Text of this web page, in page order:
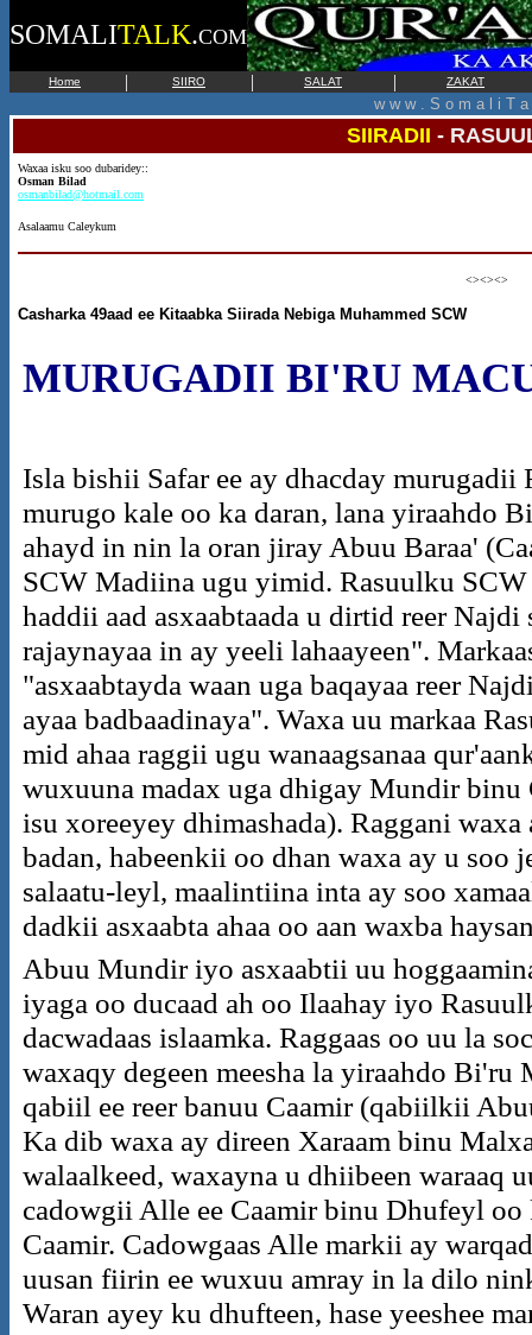
SOMALITALK.COM
Home | SIIRO | SALAT | ZAKAT
w w w . S o m a l i T
SIIRADII -
Waxaa isku soo dubaridey::
Osman Bilad
osmanbilad@hotmail.com
Asalaamu Caleykum
<><><>
Casharka 49aad ee Kitaabka Siirada Nebiga Muhammed SCW
MURUGADII BI'RU
Isla bishii Safar ee ay dhacday murugadii
murugo kale oo ka daran, lana yiraahdo
ahayd in nin la oran jiray Abuu Baraa'
SCW Madiina ugu yimid. Rasuulku
haddii aad asxaabtaada u dirtid reer
rajaynayaa in ay yeeli lahaayeen".
"asxaabtayda waan uga baqayaa reer
ayaa badbaadinaya". Waxa uu markaa
mid ahaa raggii ugu wanaagsanaa
wuxuuna madax uga dhigay Mundir
isu xoreeyey dhimashada). Raggani
badan, habeenkii oo dhan waxa ay u soo
salaatu-leyl, maalintiina inta ay soo
dadkii asxaabta ahaa oo aan waxba
Abuu Mundir iyo asxaabtii uu
iyaga oo ducaad ah oo Ilaahay iyo
dacwadaas islaamka. Raggaas oo uu la
waxaqy degeen meesha la yiraahdo Bi'ru
qabiil ee reer banuu Caamir (qabiilkii
Ka dib waxa ay direen Xaraam binu
walaalkeed, waxayna u dhiibeen waraaq
cadowgii Alle ee Caamir binu Dhufeyl oo
Caamir. Cadowgaas Alle markii ay
uusan fiirin ee wuxuu amray in la dilo
Waran ayey ku dhufteen, hase yeeshee